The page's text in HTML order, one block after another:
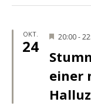
OKT.
24 20:00-
einer